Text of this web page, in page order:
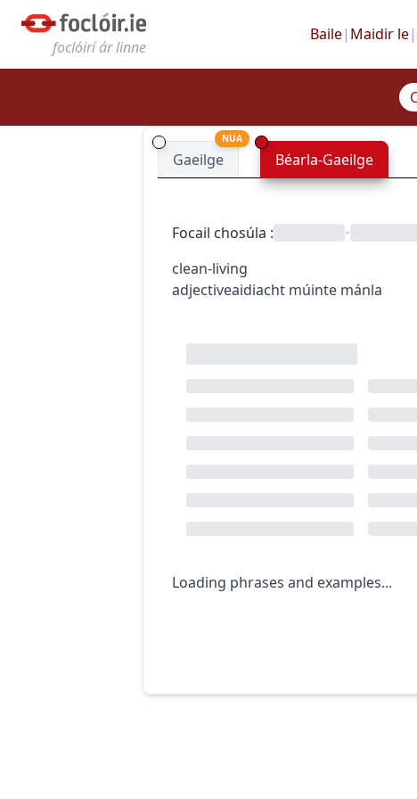
foclóirí ár linne
Baile| Maidir le|
Gaeilge
NUA
Béarla-Gaeilge
Focail chosúla : •
clean-living
adjectiveaidiacht múinte mánla
Loading phrases and examples...